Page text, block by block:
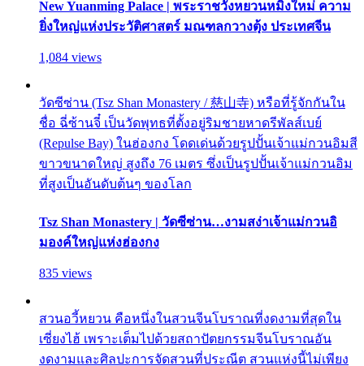
New Yuanming Palace | พระราชวังหยวนหมิงใหม่ ความ
ยิ่งใหญ่แห่งประวัติศาสตร์ มณฑลกวางตุ้ง ประเทศจีน
1,084 views
วัดซีซ่าน (Tsz Shan Monastery / 慈山寺) หรือที่รู้จักกันใน
ชื่อ ฉี่ซ้านจี๋ เป็นวัดพุทธที่ตั้งอยู่ริมชายหาดรีพัลส์เบย์
(Repulse Bay) ในฮ่องกง โดดเด่นด้วยรูปปั้นเจ้าแม่กวนอิมสี
ขาวขนาดใหญ่ สูงถึง 76 เมตร ซึ่งเป็นรูปปั้นเจ้าแม่กวนอิม
ที่สูงเป็นอันดับต้นๆ ของโลก
Tsz Shan Monastery | วัดซีซ่าน…งามสง่าเจ้าแม่กวนอิ
มองค์ใหญ่แห่งฮ่องกง
835 views
สวนอวี้หยวน คือหนึ่งในสวนจีนโบราณที่งดงามที่สุดใน
เซี่ยงไฮ้ เพราะเต็มไปด้วยสถาปัตยกรรมจีนโบราณอัน
งดงามและศิลปะการจัดสวนที่ประณีต สวนแห่งนี้ไม่เพียง